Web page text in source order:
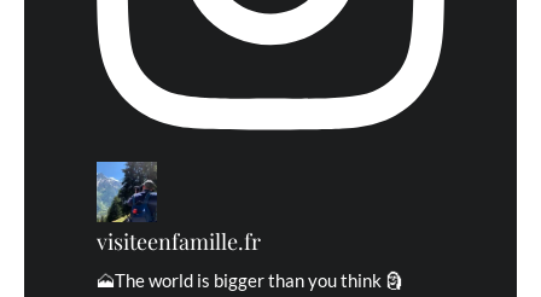
visiteenfamille.fr
🗻The world is bigger than you think 🗿